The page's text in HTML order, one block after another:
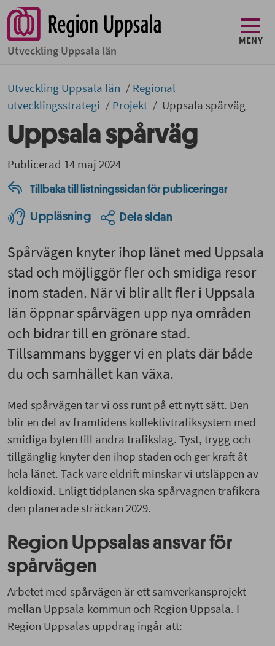
Utveckling Uppsala län
MENY
Utveckling Uppsala län
Regional
utvecklingsstrategi
Projekt Uppsala spårväg
Uppsala spårväg
Publicerad 14 maj 2024
Tillbaka till listningssidan för publiceringar
Uppläsning Dela sidan
Spårvägen knyter ihop länet med Uppsala
stad och möjliggör fler och smidiga resor
inom staden. När vi blir allt fler i Uppsala
län öppnar spårvägen upp nya områden
och bidrar till en grönare stad.
Tillsammans bygger vi en plats där både
du och samhället kan växa.
Med spårvägen tar vi oss runt på ett nytt sätt. Den
blir en del av framtidens kollektivtrafiksystem med
smidiga byten till andra trafikslag. Tyst, trygg och
tillgänglig knyter den ihop staden och ger kraft åt
hela länet. Tack vare eldrift minskar vi utsläppen av
koldioxid. Enligt tidplanen ska spårvagnen trafikera
den planerade sträckan 2029.
Region Uppsalas ansvar för
spårvägen
Arbetet med spårvägen är ett samverkansprojekt
mellan Uppsala kommun och Region Uppsala. I
Region Uppsalas uppdrag ingår att: